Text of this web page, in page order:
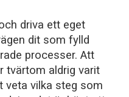
driva ett eget
dit som fylld
processer. Att
tvärtom aldrig varit
veta vilka steg som